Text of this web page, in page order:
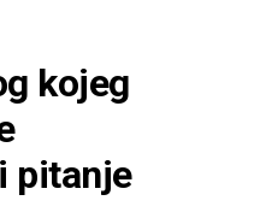
kojeg
pitanje